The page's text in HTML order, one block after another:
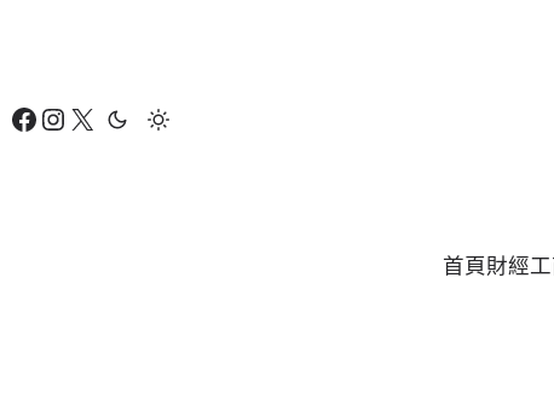
要
Facebook Instagram X
首頁財經